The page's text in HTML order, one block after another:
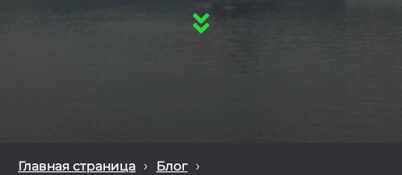
Главная страница › Блог ›